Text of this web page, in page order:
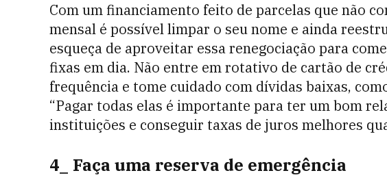
Com um financiamento feito de parcelas que não
mensal é possível limpar o seu nome e ainda
esqueça de aproveitar essa renegociação para
fixas em dia. Não entre em rotativo de cartão de
frequência e tome cuidado com dívidas baixas,
“Pagar todas elas é importante para ter um bom
instituições e conseguir taxas de juros melhores
4_ Faça uma reserva de emergência